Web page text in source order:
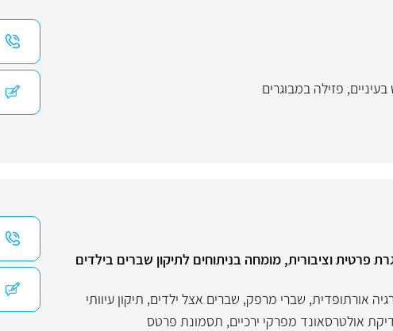
בעיניים, פזילה במבוגרים
פרטית וציבורית, מומחה בניתוחים לתיקון שברים בילדים
אורתופדית, שברי מרפק, שברים אצל ילדים, תיקון עיוותי
אולטרסאונד מפרקי ירכיים, תסמונת פרטס